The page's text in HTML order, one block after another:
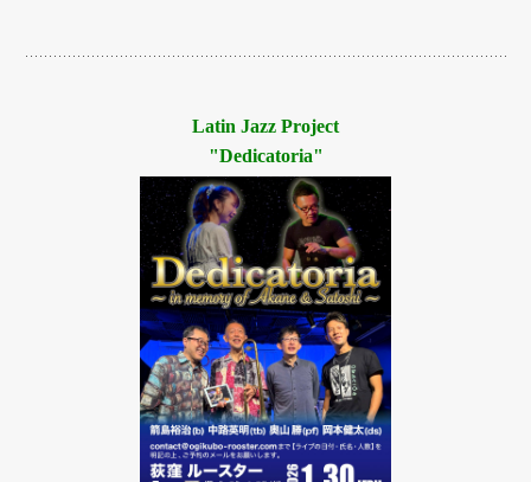
Latin Jazz Project
"Dedicatoria"